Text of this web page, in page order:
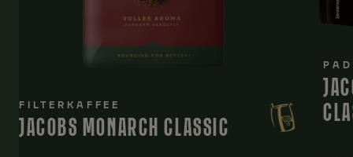
FILTERKAFFEE
JACOBS MONARCH CLASSIC